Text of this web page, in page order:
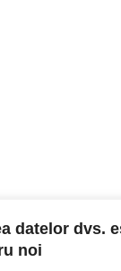
datelor dvs.
noi